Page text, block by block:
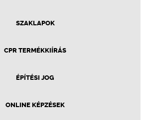
SZAKLAPOK
CPR TERMÉKKIÍRÁS
ÉPÍTÉSI JOG
ONLINE KÉPZÉSEK